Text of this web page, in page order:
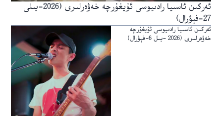
ئەركىن ئاسىيا رادىيوسى ئۇيغۇرچە خەۋەرلىرى (2026-يىلى
27-فېۋرال)
ئەركىن ئاسىيا رادىيوسى ئۇيغۇرچە
خەۋەرلىرى (2026 -يىل 6-فېۋرال)